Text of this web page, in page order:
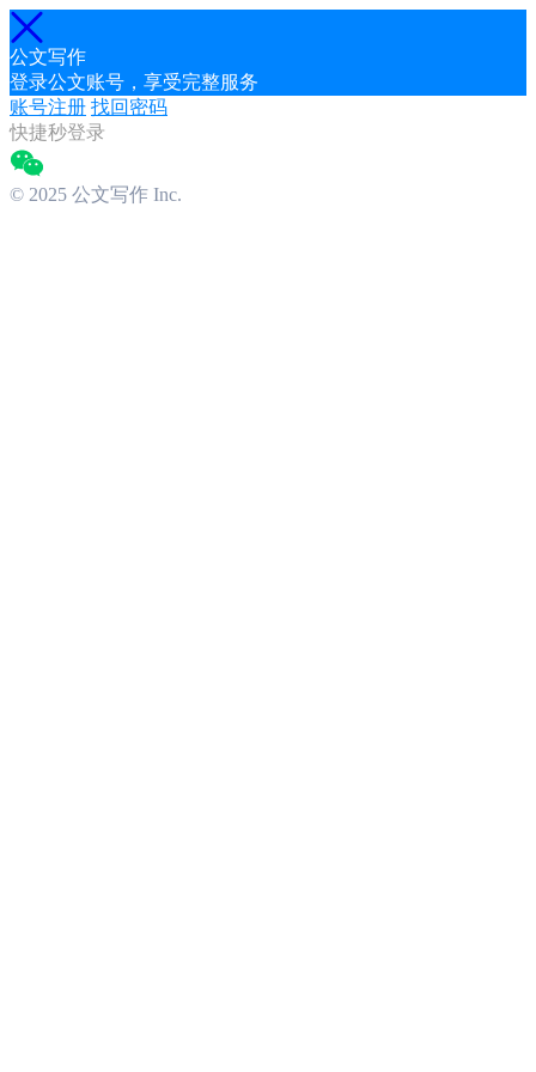
公文写作
登录公文账号，享受完整服务
账号注册 找回密码
快捷秒登录
© 2025 公文写作 Inc.